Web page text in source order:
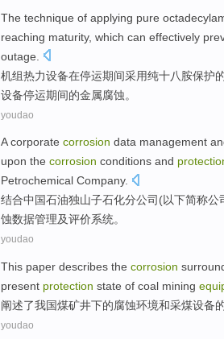
The technique of applying pure
reaching maturity, which can effectively
outage
机组热力设备在停运期间采用纯十八胺保护
设备停运期间的金属腐蚀。
youdao
Acorporate corrosion data management
upon the corrosion conditions and
Petrochemical Company.
结合中国石油独山子石化分公司(以下简称公
蚀数据管理及评价系统。
youdao
This paper describes the corrosion
present protection state of coal mining
阐述了我国煤矿井下的腐蚀环境和采煤设备
youdao